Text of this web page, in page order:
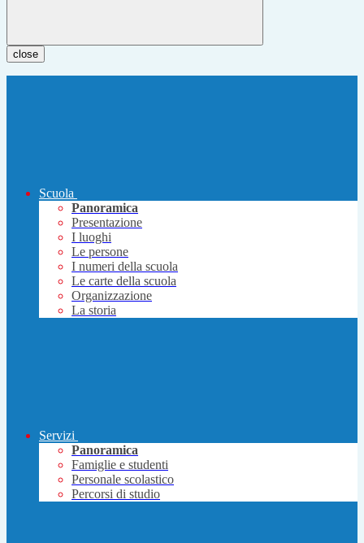
close
Scuola
Panoramica
Presentazione
I luoghi
Le persone
I numeri della scuola
Le carte della scuola
Organizzazione
La storia
Servizi
Panoramica
Famiglie e studenti
Personale scolastico
Percorsi di studio